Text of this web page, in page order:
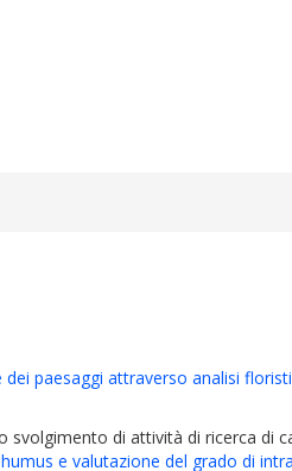
paesaggi attraverso analisi
di attività di ricerca di
e valutazione del grado di